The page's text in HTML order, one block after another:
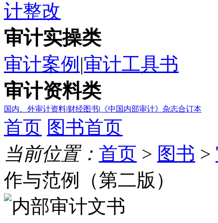
计整改
审计实操类
审计案例 |审计工具书
审计资料类
国内、外审计资料|财经图书| 《中国内部审计》杂志合订本
首页 图书首页
当前位置： 首页 > 图书 >
作与范例（第二版）